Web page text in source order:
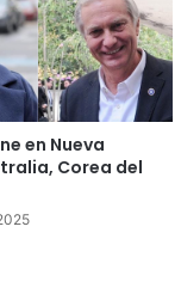
en Nueva
Corea del